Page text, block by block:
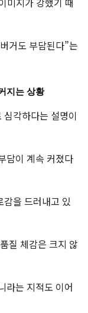
거도 부담된다”는
지는 상황
각하다는 설명이
담이 계속 커졌다
을 드러내고 있
질 체감은 크지 않
라는 지적도 이어